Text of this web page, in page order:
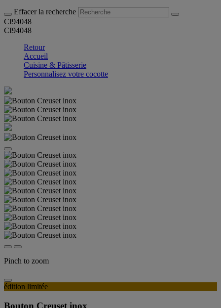
Effacer la recherche
CI94048
CI94048
Retour
Accueil
Cuisine & Pâtisserie
Personnalisez votre cocotte
Pinch to zoom
édition limitée
Bouton Creuset inox